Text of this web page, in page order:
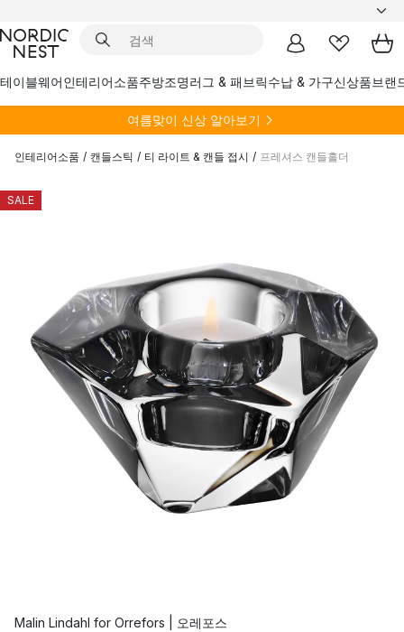
테이블웨어인테리어소품주방조명러그 & 패브릭수납 & 가구신상품브랜
여름맞이 신상 알아보기
인테리어소품 / 캔들스틱 / 티 라이트 & 캔들 접시 / 프레셔스 캔들홀더
SALE
Malin Lindahl for Orrefors | 오레포스